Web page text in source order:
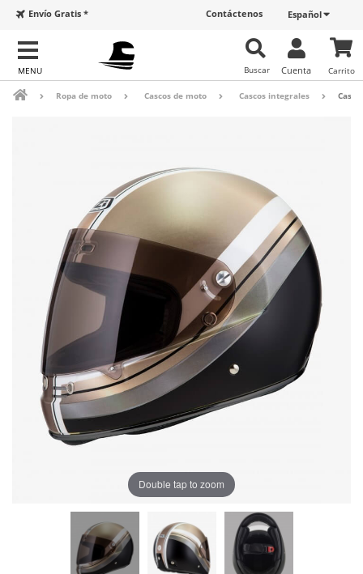
Español
Contáctenos
Envío Gratis *
Carrito
Cuenta
Buscar
Ropa de moto Cascos de moto Cascos integrales
Double tap to zoom